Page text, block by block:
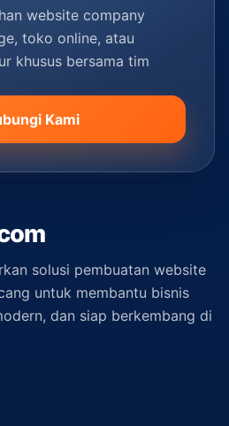
website company
toko online, atau
khusus bersama tim
Kami
solusi pembuatan website
untuk membantu bisnis
dan siap berkembang di